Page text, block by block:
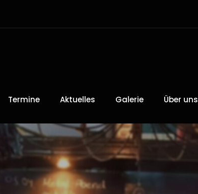
Termine Aktuelles Galerie Über uns